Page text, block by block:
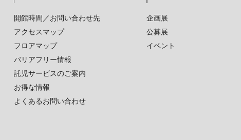
開館時間／お問い合わせ先
アクセスマップ
フロアマップ
バリアフリー情報
託児サービスのご案内
お得な情報
よくあるお問い合わせ
企画展
公募展
イベント